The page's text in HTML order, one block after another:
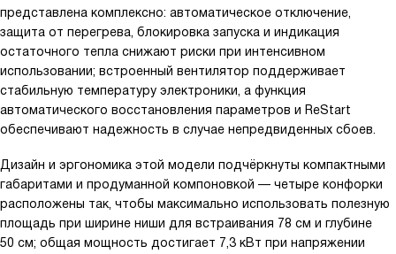
представлена комплексно: автоматическое отключение,
защита от перегрева, блокировка запуска и индикация
остаточного тепла снижают риски при интенсивном
использовании; встроенный вентилятор поддерживает
стабильную температуру электроники, а функция
автоматического восстановления параметров и ReStart
обеспечивают надежность в случае непредвиденных сбоев.
Дизайн и эргономика этой модели подчёркнуты компактными
габаритами и продуманной компоновкой — четыре конфорки
расположены так, чтобы максимально использовать полезную
площадь при ширине ниши для встраивания 78 см и глубине
50 см; общая мощность достигает 7,3 кВт при напряжении